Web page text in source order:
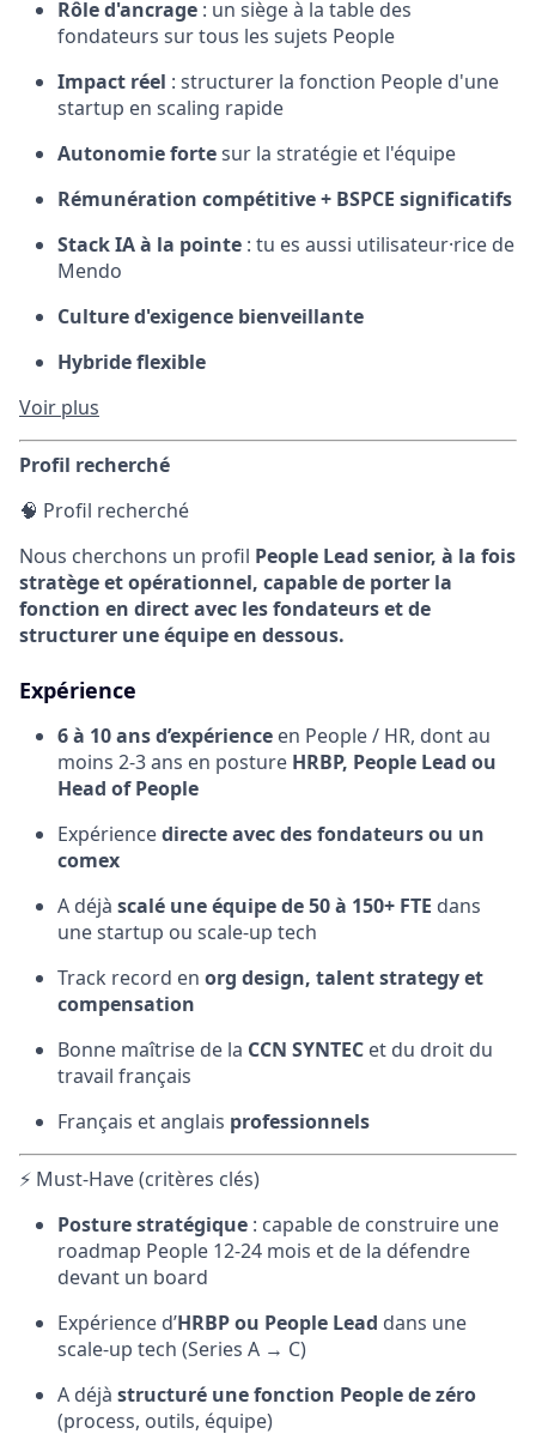
Rôle d'ancrage : un siège à la table des
fondateurs sur tous les sujets People
Impact réel : structurer la fonction People d'une
startup en scaling rapide
Autonomie fortesur la stratégie et l'équipe
Rémunération compétitive + BSPCE significatifs
Stack IA à la pointe : tu es aussi utilisateur·rice de
Mendo
Culture d'exigence bienveillante
Hybride flexible
Voir plus
Profil recherché
🧠 Profil recherché
Nous cherchons un profil People Lead senior, à la fois
stratège et opérationnel, capable de porter la
fonction en direct avec les fondateurs et de
structurer une équipe en dessous.
Expérience
6 à 10 ans d’expérience en People / HR, dont au
moins 2-3 ans en posture HRBP, People Lead ou
Head of People
Expériencedirecte avec des fondateurs ou un
comex
A déjà scalé une équipe de 50 à 150+ FTE dans
une startup ou scale-up tech
Track record en org design, talent strategy et
compensation
Bonne maîtrise de la CCN SYNTEC et du droit du
travail français
Français et anglais professionnels
⚡ Must-Have (critères clés)
Posture stratégique : capable de construire une
roadmap People 12-24 mois et de la défendre
devant un board
Expérience d’HRBP ou People Lead dans une
scale-up tech (Series A → C)
A déjà structuré une fonction People de zéro
(process, outils, équipe)